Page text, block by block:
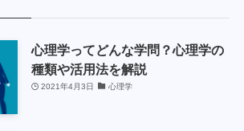
心理学ってどんな学問？心理学の
種類や活用法を解説
2021年4月3日 心理学